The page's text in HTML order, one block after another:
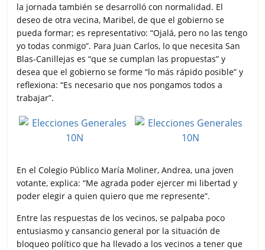
la jornada también se desarrolló con normalidad. El
deseo de otra vecina, Maribel, de que el gobierno se
pueda formar; es representativo: “Ojalá, pero no las tengo
yo todas conmigo”. Para Juan Carlos, lo que necesita San
Blas-Canillejas es “que se cumplan las propuestas” y
desea que el gobierno se forme “lo más rápido posible” y
reflexiona: “Es necesario que nos pongamos todos a
trabajar”.
En el Colegio Público María Moliner, Andrea, una joven
votante, explica: “Me agrada poder ejercer mi libertad y
poder elegir a quien quiero que me represente”.
Entre las respuestas de los vecinos, se palpaba poco
entusiasmo y cansancio general por la situación de
bloqueo político que ha llevado a los vecinos a tener que